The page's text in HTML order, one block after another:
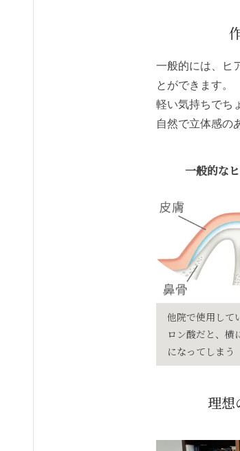
一般的には、ヒ
とができます。
軽い気持ちでち
自然で立体感の
一般的な
他院で使用して
ロン酸だと、横
になってしまう
理想